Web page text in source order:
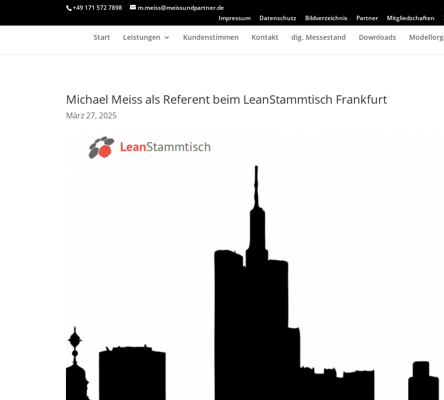
+49 171 572 7898
m.meiss@meissundpartner.de
Impressum
Datenschutz Bildverzeichnis Partner Mitgliedschaften
Start Leistungen Kundenstimmen Kontakt dig. Messestand Downloads
Michael Meiss als Referent beim LeanStammtisch Frankfurt
März 27, 2025